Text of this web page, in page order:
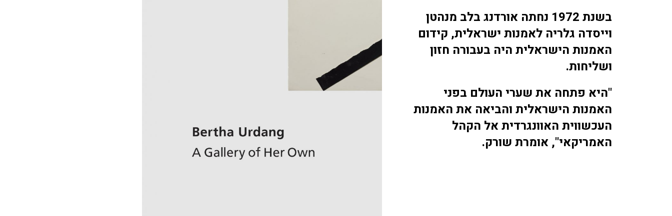
בשנת 1972 נחתה אורדנג בלב מנהטן
וייסדה גלריה לאמנות ישראלית, קידום
האמנות הישראלית היה בעבורה חזון
ושליחות.
"היא פתחה את שערי העולם בפני
האמנות הישראלית והביאה את האמנות
העכשווית האוונגרדית אל הקהל
האמריקאי", אומרת שורק.